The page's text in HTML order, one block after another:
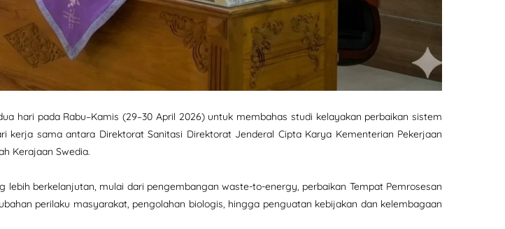
hari pada Rabu–Kamis (29–30 April 2026) untuk membahas studi kelayakan perbaikan sistem
sama antara Direktorat Sanitasi Direktorat Jenderal Cipta Karya Kementerian Pekerjaan
Kerajaan Swedia.
berkelanjutan, mulai dari pengembangan waste-to-energy, perbaikan Tempat Pemrosesan
perilaku masyarakat, pengolahan biologis, hingga penguatan kebijakan dan kelembagaan